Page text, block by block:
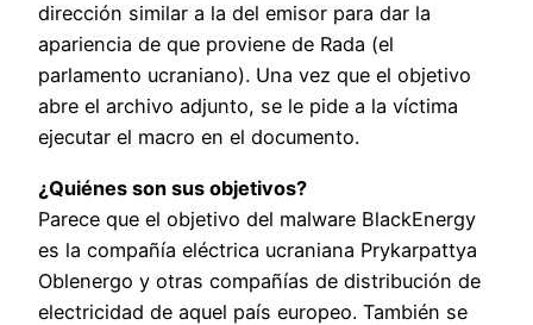
dirección similar a la del emisor para dar la
apariencia de que proviene de Rada (el
parlamento ucraniano). Una vez que el objetivo
abre el archivo adjunto, se le pide a la víctima
ejecutar el macro en el documento.
¿Quiénes son sus objetivos?
Parece que el objetivo del malware BlackEnergy
es la compañía eléctrica ucraniana Prykarpattya
Oblenergo y otras compañías de distribución de
electricidad de aquel país europeo. También se